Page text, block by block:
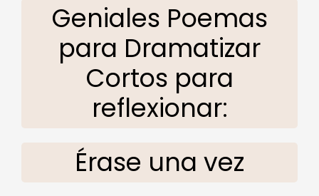
Geniales Poemas
para Dramatizar
Cortos para
reflexionar:
Érase una vez